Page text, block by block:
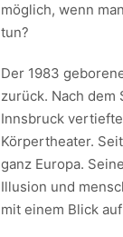
möglich, wenn
tun?
Der 1983
zurück. Nach
Innsbruck
Körpertheater.
ganz Europa.
Illusion und
mit einem Blick